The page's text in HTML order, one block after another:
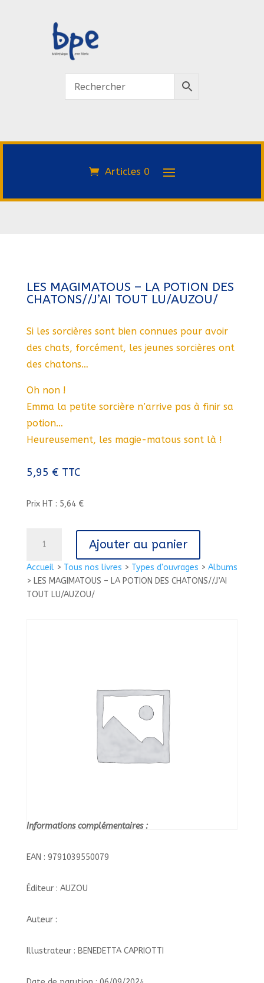
Articles 0
Accueil> Tous nos livres > Types d'ouvrages > Albums
> LES MAGIMATOUS – LA POTION DES CHATONS//J’AI
TOUT LU/AUZOU/
LES MAGIMATOUS – LA POTION DES
CHATONS//J’AI TOUT LU/AUZOU/
Si les sorcières sont bien connues pour avoir
des chats, forcément, les jeunes sorcières ont
des chatons…
Oh non !
Emma la petite sorcière n’arrive pas à finir sa
potion…
Heureusement, les magie-matous sont là !
5,95 € TTC
Prix HT : 5,64 €
LES
MAGIMATOUS
-
Ajouter au panier
Informations complémentaires :
EAN : 9791039550079
Éditeur : AUZOU
Auteur :
Illustrateur : BENEDETTA CAPRIOTTI